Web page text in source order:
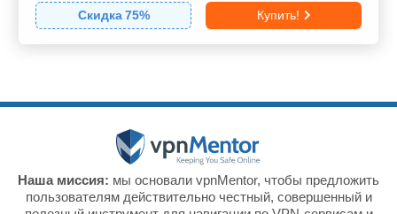
Скидка 75% Купить!
Наша миссия: мы основали vpnMentor, чтобы предложить
пользователям действительно честный, совершенный и